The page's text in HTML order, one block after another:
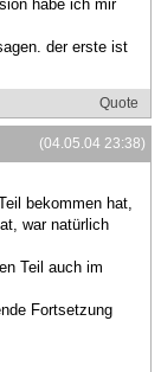
habe ich mir
der erste ist
Quote
(04.05.04 23:38)
bekommen hat,
war natürlich
Teil auch im
Fortsetzung